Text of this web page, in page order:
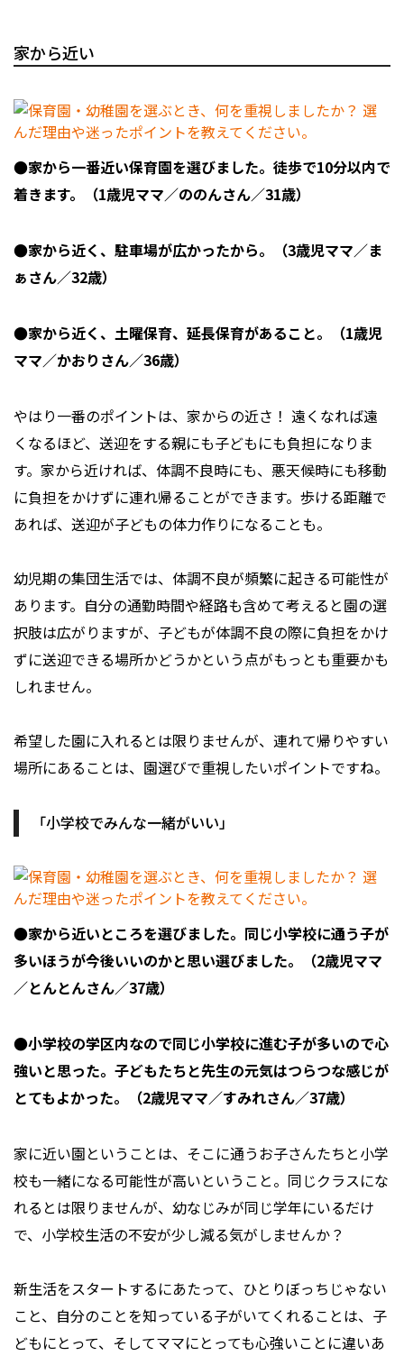
家から近い
●家から一番近い保育園を選びました。徒歩で10分以内で
着きます。（1歳児ママ／ののんさん／31歳）
●家から近く、駐車場が広かったから。（3歳児ママ／ま
ぁさん／32歳）
●家から近く、土曜保育、延長保育があること。（1歳児
ママ／かおりさん／36歳）
やはり一番のポイントは、家からの近さ！ 遠くなれば遠
くなるほど、送迎をする親にも子どもにも負担になりま
す。家から近ければ、体調不良時にも、悪天候時にも移動
に負担をかけずに連れ帰ることができます。歩ける距離で
あれば、送迎が子どもの体力作りになることも。
幼児期の集団生活では、体調不良が頻繁に起きる可能性が
あります。自分の通勤時間や経路も含めて考えると園の選
択肢は広がりますが、子どもが体調不良の際に負担をかけ
ずに送迎できる場所かどうかという点がもっとも重要かも
しれません。
希望した園に入れるとは限りませんが、連れて帰りやすい
場所にあることは、園選びで重視したいポイントですね。
「小学校でみんな一緒がいい」
●家から近いところを選びました。同じ小学校に通う子が
多いほうが今後いいのかと思い選びました。（2歳児ママ
／とんとんさん／37歳）
●小学校の学区内なので同じ小学校に進む子が多いので心
強いと思った。子どもたちと先生の元気はつらつな感じが
とてもよかった。（2歳児ママ／すみれさん／37歳）
家に近い園ということは、そこに通うお子さんたちと小学
校も一緒になる可能性が高いということ。同じクラスにな
れるとは限りませんが、幼なじみが同じ学年にいるだけ
で、小学校生活の不安が少し減る気がしませんか？
新生活をスタートするにあたって、ひとりぼっちじゃない
こと、自分のことを知っている子がいてくれることは、子
どもにとって、そしてママにとっても心強いことに違いあ